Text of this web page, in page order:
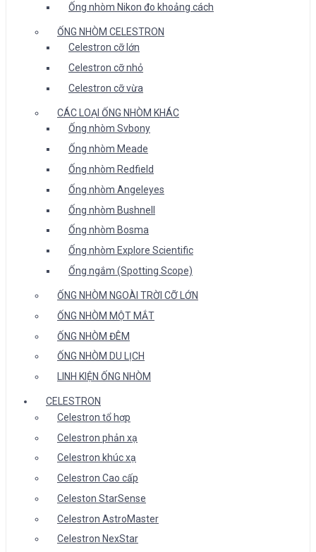
Ống nhòm Nikon đo khoảng cách
ỐNG NHÒM CELESTRON
Celestron cỡ lớn
Celestron cỡ nhỏ
Celestron cỡ vừa
CÁC LOẠI ỐNG NHÒM KHÁC
Ống nhòm Svbony
Ống nhòm Meade
Ống nhòm Redfield
Ống nhòm Angeleyes
Ống nhòm Bushnell
Ống nhòm Bosma
Ống nhòm Explore Scientific
Ống ngắm (Spotting Scope)
ỐNG NHÒM NGOÀI TRỜI CỠ LỚN
ỐNG NHÒM MỘT MẮT
ỐNG NHÒM ĐÊM
ỐNG NHÒM DU LỊCH
LINH KIỆN ỐNG NHÒM
CELESTRON
Celestron tổ hợp
Celestron phản xạ
Celestron khúc xạ
Celestron Cao cấp
Celeston StarSense
Celestron AstroMaster
Celestron NexStar